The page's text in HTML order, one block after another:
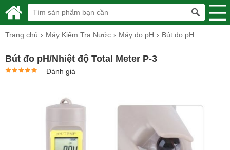
Trang chủ Máy Kiểm Tra Nước Máy đo pH Bút đo pH
Bút đo pH/Nhiệt độ Total Meter P-3
Đánh giá